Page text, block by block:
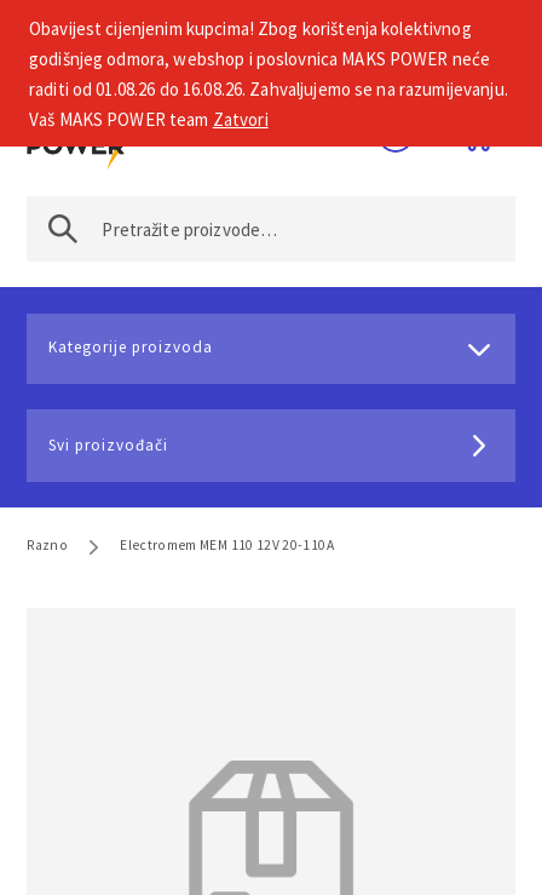
+385 1 2002 575
Kategorije proizvoda
Svi proizvođači
Razno Electromem MEM 110 12V 20-110A
Obavijest cijenjenim kupcima! Zbog korištenja kolektivnog
godišnjeg odmora, webshop i poslovnica MAKS POWER neće
raditi od 01.08.26 do 16.08.26. Zahvaljujemo se na razumijevanju.
Vaš MAKS POWER team Zatvori